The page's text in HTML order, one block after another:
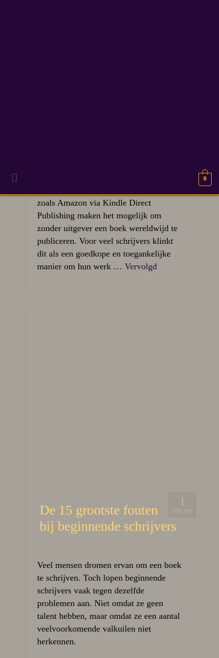
0
zoals Amazon via Kindle Direct
Publishing maken het mogelijk om
zonder uitgever een boek wereldwijd te
publiceren. Voor veel schrijvers klinkt
dit als een goedkope en toegankelijke
manier om hun werk … Vervolgd
1
APR 2026
De 15 grootste fouten
bij beginnende schrijvers
Veel mensen dromen ervan om een boek
te schrijven. Toch lopen beginnende
schrijvers vaak tegen dezelfde
problemen aan. Niet omdat ze geen
talent hebben, maar omdat ze een aantal
veelvoorkomende valkuilen niet
herkennen.